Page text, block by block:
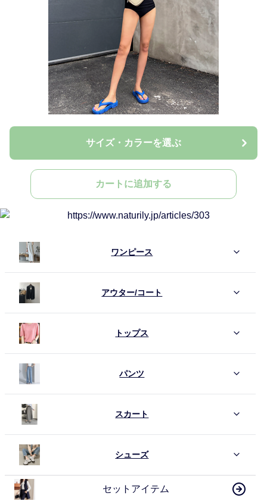
サイズ・カラーを選ぶ
カートに追加する
ワンピース
アウター/コート
トップス
パンツ
スカート
シューズ
セットアイテム